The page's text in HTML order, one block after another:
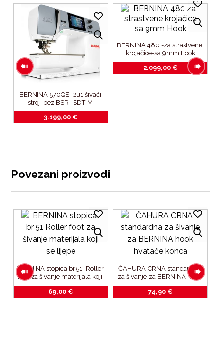
BERNINA 570QE -2u1 šivaći
stroj_bez BSR i SDT-M
modula za vez
3.199,00 €
BERNINA 480 -za strastvene
krojačice-sa 9mm Hook
2.099,00 €
Povezani proizvodi
BERNINA stopica br.51_Roller
foot-za šivanje materijala koji
se lijepe
69,00 €
ČAHURA-CRNA standardna
za šivanje-za BERNINA hook
hvatače konca
74,90 €